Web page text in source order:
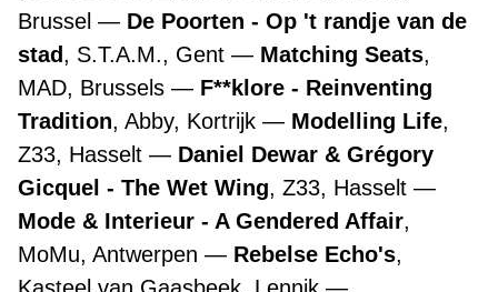
Brussel
De Poorten - Op 't randje van de
stad, S.T.A.M., Gent Matching Seats,
MAD, Brussels
F**klore - Reinventing
Tradition, Abby, Kortrijk Modelling Life,
Z33, Hasselt
Daniel Dewar & Grégory
Gicquel - The Wet Wing, Z33, Hasselt
Mode & Interieur - A Gendered Affair,
MoMu, Antwerpen
Rebelse Echo's,